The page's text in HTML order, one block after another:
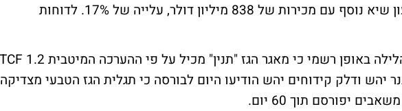
של 838 מיליון דולר, עלייה של 17%.
לדוחות
יהש ודלק קידוחים יהש הודיעו היום לבורסה כי תגלית הגז הטבעי מצדיקה
יפורסם תוך 60 יום.